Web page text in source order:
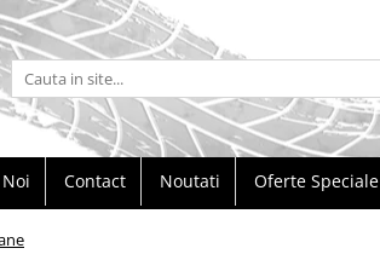
Contact Noutati Oferte Speciale